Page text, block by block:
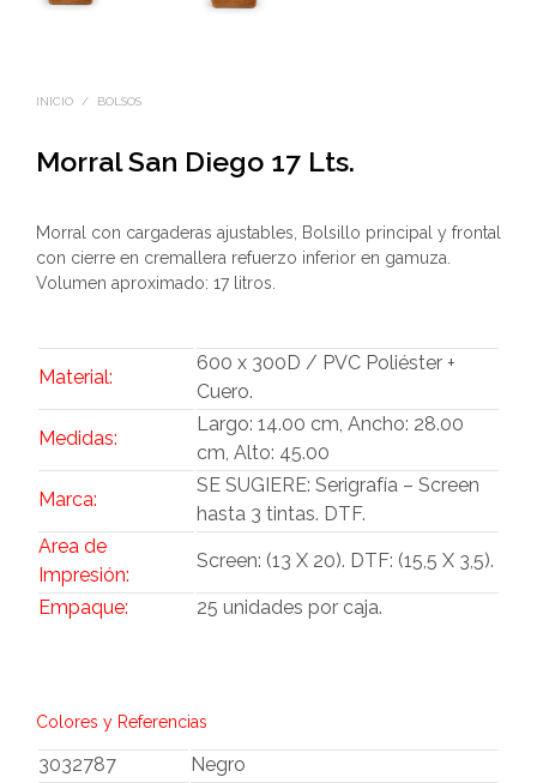
INICIO / BOLSOS
Morral San Diego 17 Lts.
Morral con cargaderas ajustables, Bolsillo principal y frontal
con cierre en cremallera refuerzo inferior en gamuza.
Volumen aproximado: 17 litros.
Material:
600 x 300D / PVC Poliéster +
Cuero.
Medidas:
Largo: 14.00 cm, Ancho: 28.00
cm, Alto: 45.00
Marca:
SE SUGIERE: Serigrafía – Screen
hasta 3 tintas. DTF.
Area de
Impresión:
Screen: (13 X 20). DTF: (15,5 X 3,5).
Empaque: 25 unidades por caja.
Colores y Referencias
3032787
Negro